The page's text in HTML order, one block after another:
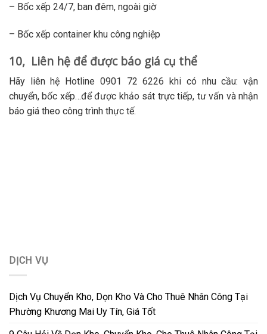
– Bốc xếp 24/7, ban đêm, ngoài giờ
– Bốc xếp container khu công nghiệp
10, Liên hệ để được báo giá cụ thể
Hãy liên hệ Hotline 0901 72 6226 khi có nhu cầu: vận
chuyển, bốc xếp…để được khảo sát trực tiếp, tư vấn và nhận
báo giá theo công trình thực tế.
DỊCH VỤ
Dịch Vụ Chuyển Kho, Dọn Kho Và Cho Thuê Nhân Công Tại
Phường Khương Mai Uy Tín, Giá Tốt